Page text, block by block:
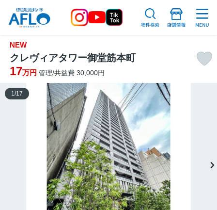
NEW
クレヴィアタワー御堂筋本町
17万円 管理/共益費 30,000円
1 /17